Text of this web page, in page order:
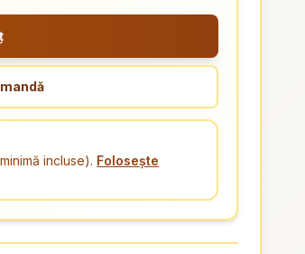
incluse). Folosește